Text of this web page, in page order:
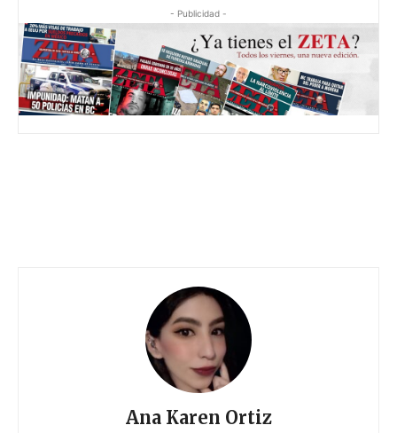
- Publicidad -
Ana Karen Ortiz